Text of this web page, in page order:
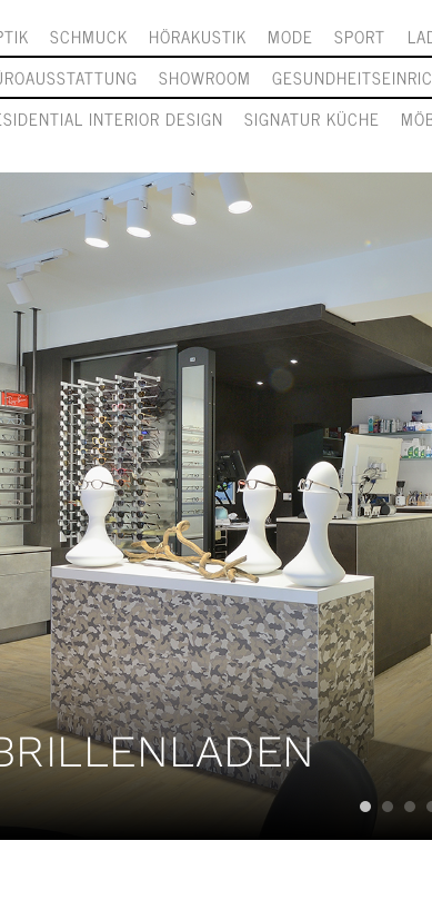
SCHMUCK HÖRAKUSTIK MODE SPORT
SHOWROOM
INTERIOR DESIGN SIGNATUR KÜCHE